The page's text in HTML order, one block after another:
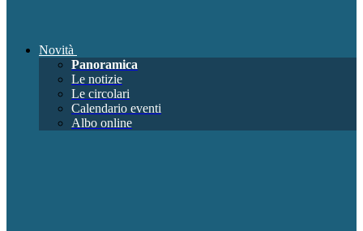
Novità
Panoramica
Le notizie
Le circolari
Calendario eventi
Albo online